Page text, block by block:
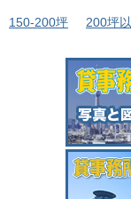
150-200坪 200坪